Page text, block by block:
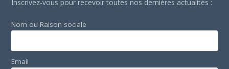
Inscrivez-vous pour recevoir toutes nos dernières actualités :
Nom ou Raison sociale
Email